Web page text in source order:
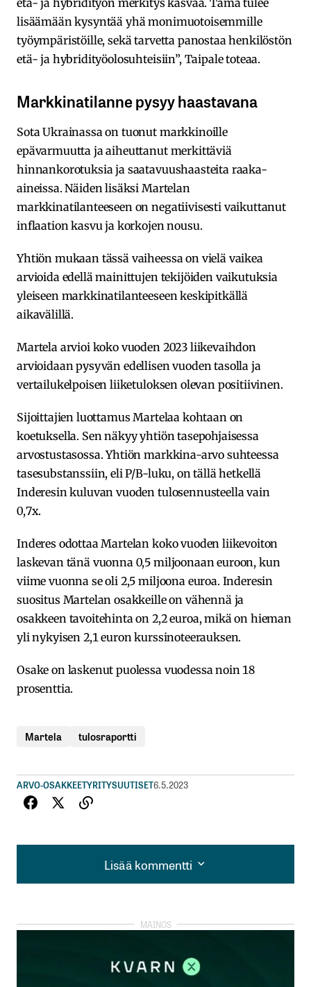
lisäämään kysyntää yhä monimuotoisemmille
työympäristöille, sekä tarvetta panostaa henkilöstön
etä- ja hybridityöolosuhteisiin”, Taipale toteaa.
Markkinatilanne pysyy haastavana
Sota Ukrainassa on tuonut markkinoille
epävarmuutta ja aiheuttanut merkittäviä
hinnankorotuksia ja saatavuushaasteita raaka-
aineissa. Näiden lisäksi Martelan
markkinatilanteeseen on negatiivisesti vaikuttanut
inflaation kasvu ja korkojen nousu.
Yhtiön mukaan tässä vaiheessa on vielä vaikea
arvioida edellä mainittujen tekijöiden vaikutuksia
yleiseen markkinatilanteeseen keskipitkällä
aikavälillä.
Martela arvioi koko vuoden 2023 liikevaihdon
arvioidaan pysyvän edellisen vuoden tasolla ja
vertailukelpoisen liiketuloksen olevan positiivinen.
Sijoittajien luottamus Martelaa kohtaan on
koetuksella. Sen näkyy yhtiön tasepohjaisessa
arvostustasossa. Yhtiön markkina-arvo suhteessa
tasesubstanssiin, eli P/B-luku, on tällä hetkellä
Inderesin kuluvan vuoden tulosennusteella vain
0,7x.
Inderes odottaa Martelan koko vuoden liikevoiton
laskevan tänä vuonna 0,5 miljoonaan euroon, kun
viime vuonna se oli 2,5 miljoona euroa. Inderesin
suositus Martelan osakkeille on vähennä ja
osakkeen tavoitehinta on 2,2 euroa, mikä on hieman
yli nykyisen 2,1 euron kurssinoteerauksen.
Osake on laskenut puolessa vuodessa noin 18
prosenttia.
Martela tulosraportti
ARVO-OSAKKEETYRITYSUUTISET6.5.2023
Lisää kommentti
Lisää kommentti
kirjautua
rekisteröityä